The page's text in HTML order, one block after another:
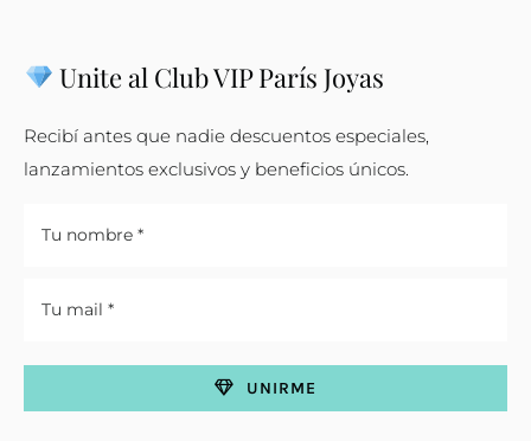
Unite al Club VIP París Joyas
Recibí antes que nadie descuentos especiales,
lanzamientos exclusivos y beneficios únicos.
UNIRME